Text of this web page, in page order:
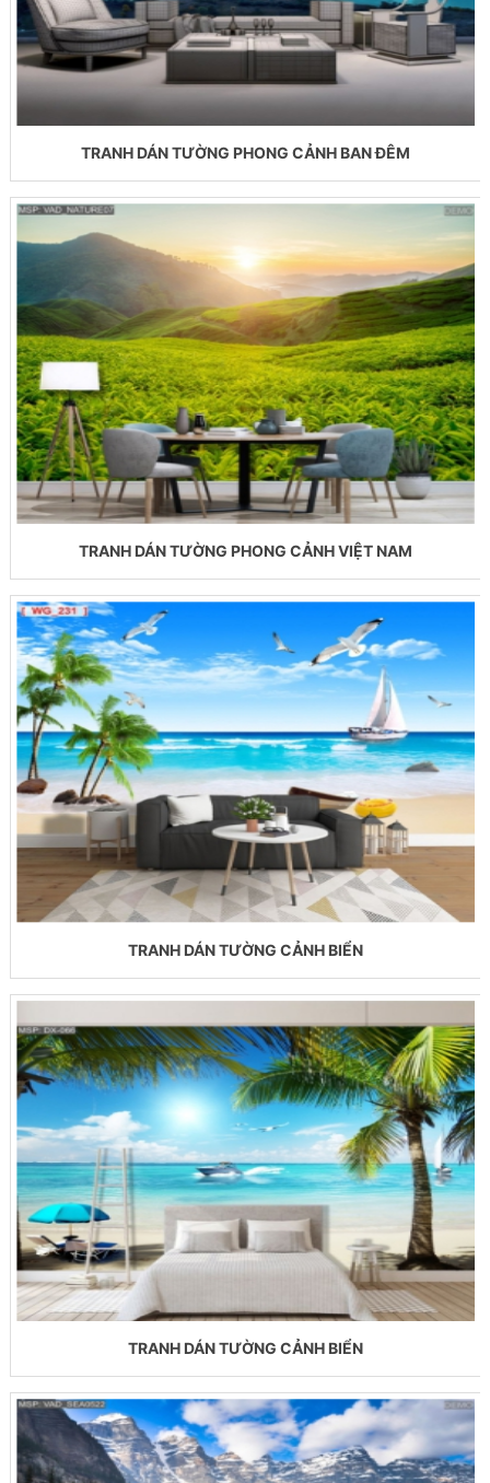
TRANH DÁN TƯỜNG PHONG CẢNH BAN ĐÊM
TRANH DÁN TƯỜNG PHONG CẢNH VIỆT NAM
TRANH DÁN TƯỜNG CẢNH BIỂN
TRANH DÁN TƯỜNG CẢNH BIỂN